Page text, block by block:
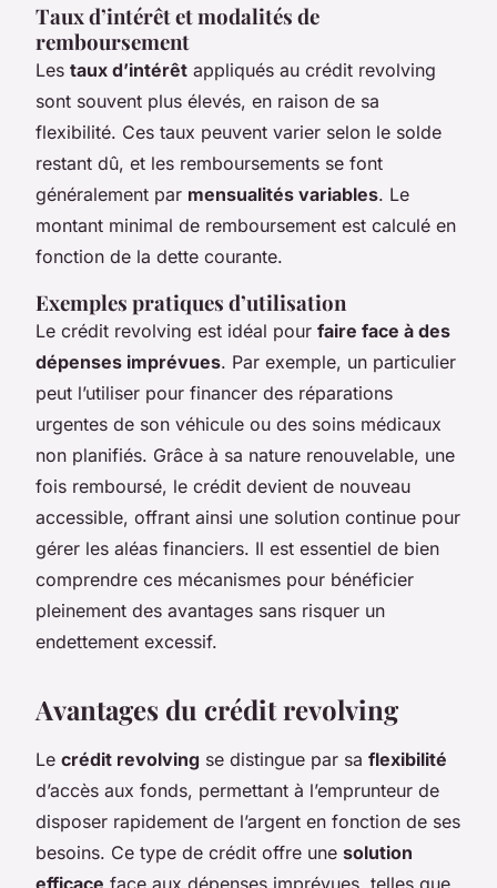
Taux d’intérêt et modalités de
remboursement
Les taux d’intérêt appliqués au crédit revolving
sont souvent plus élevés, en raison de sa
flexibilité. Ces taux peuvent varier selon le solde
restant dû, et les remboursements se font
généralement par mensualités variables. Le
montant minimal de remboursement est calculé en
fonction de la dette courante.
Exemples pratiques d’utilisation
Le crédit revolving est idéal pour faire face à des
dépenses imprévues. Par exemple, un particulier
peut l’utiliser pour financer des réparations
urgentes de son véhicule ou des soins médicaux
non planifiés. Grâce à sa nature renouvelable, une
fois remboursé, le crédit devient de nouveau
accessible, offrant ainsi une solution continue pour
gérer les aléas financiers. Il est essentiel de bien
comprendre ces mécanismes pour bénéficier
pleinement des avantages sans risquer un
endettement excessif.
Avantages du crédit revolving
Le crédit revolving se distingue par sa flexibilité
d’accès aux fonds, permettant à l’emprunteur de
disposer rapidement de l’argent en fonction de ses
besoins. Ce type de crédit offre une solution
efficace face aux dépenses imprévues, telles que